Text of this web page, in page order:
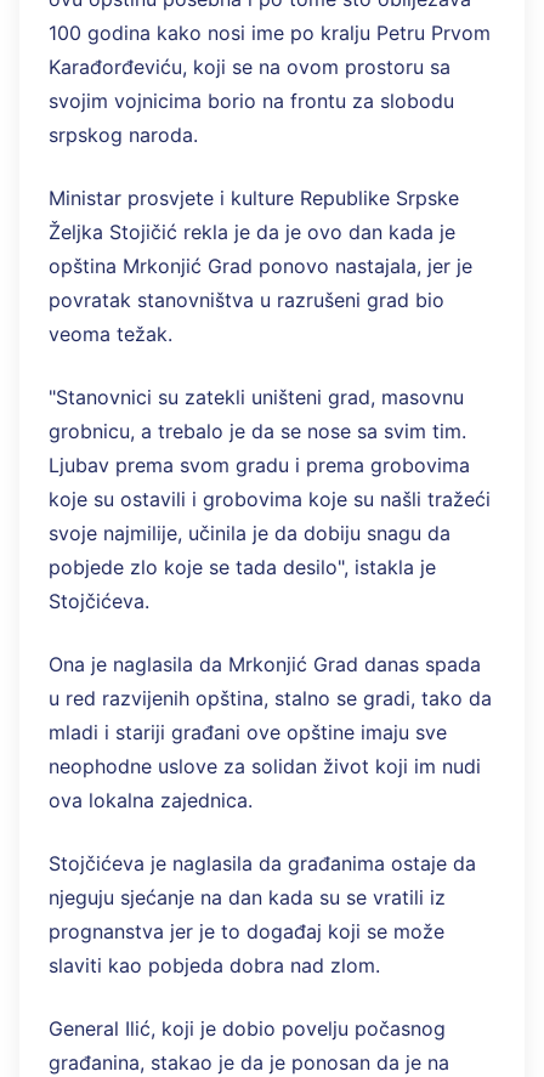
100 godina kako nosi ime po kralju Petru Prvom
Karađorđeviću, koji se na ovom prostoru sa
svojim vojnicima borio na frontu za slobodu
srpskog naroda.
Ministar prosvjete i kulture Republike Srpske
Željka Stojičić rekla je da je ovo dan kada je
opština Mrkonjić Grad ponovo nastajala, jer je
povratak stanovništva u razrušeni grad bio
veoma težak.
"Stanovnici su zatekli uništeni grad, masovnu
grobnicu, a trebalo je da se nose sa svim tim.
Ljubav prema svom gradu i prema grobovima
koje su ostavili i grobovima koje su našli tražeći
svoje najmilije, učinila je da dobiju snagu da
pobjede zlo koje se tada desilo", istakla je
Stojčićeva.
Ona je naglasila da Mrkonjić Grad danas spada
u red razvijenih opština, stalno se gradi, tako da
mladi i stariji građani ove opštine imaju sve
neophodne uslove za solidan život koji im nudi
ova lokalna zajednica.
Stojčićeva je naglasila da građanima ostaje da
njeguju sjećanje na dan kada su se vratili iz
prognanstva jer je to događaj koji se može
slaviti kao pobjeda dobra nad zlom.
General Ilić, koji je dobio povelju počasnog
građanina, stakao je da je ponosan da je na